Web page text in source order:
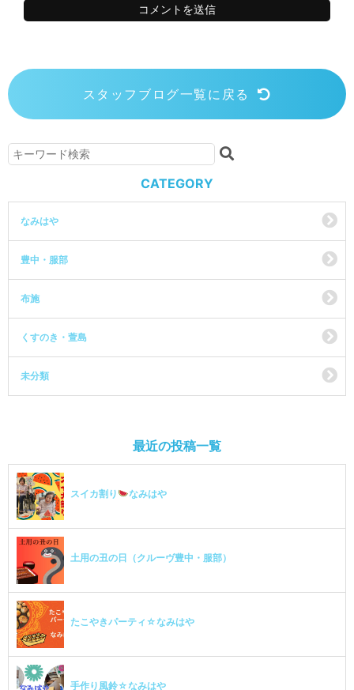
スタッフブログ一覧に戻る
CATEGORY
なみはや
豊中・服部
布施
くすのき・萱島
未分類
最近の投稿一覧
スイカ割り なみはや
土用の丑の日（クルーヴ豊中・服部）
たこやきパーティ☆なみはや
手作り風鈴☆なみはや